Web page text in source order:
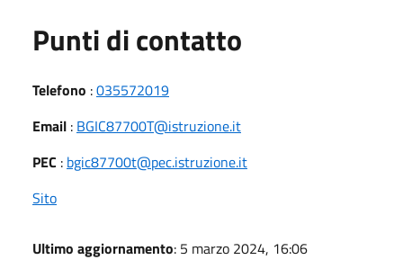
Punti di contatto
Telefono :035572019
Email : BGIC87700T@istruzione.it
PEC : bgic87700t@pec.istruzione.it
Sito
Ultimo aggiornamento: 5 marzo 2024, 16:06